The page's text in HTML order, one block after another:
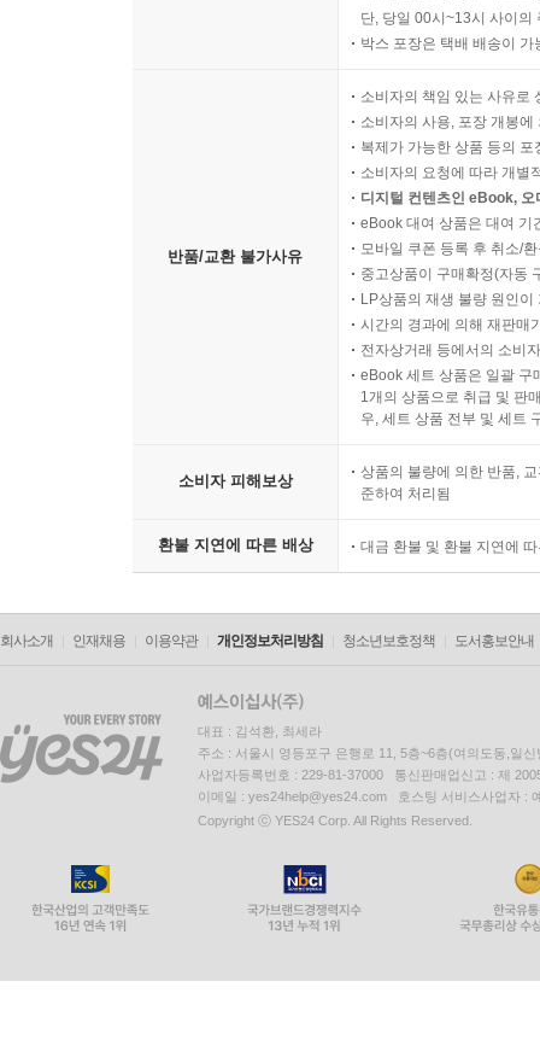
단, 당일 00시~13시 사이의
박스 포장은 택배 배송이
반품/교환 불가사유
소비자의 책임 있는 사유로
소비자의 사용, 포장 개봉
복제가 가능한 상품 등의
소비자의 요청에 따라 개별
디지털 컨텐츠인 eBook,
eBook 대여 상품은 대여 기
모바일 쿠폰 등록 후 취소/
중고상품이 구매확정(자동
LP상품의 재생 불량 원인
시간의 경과에 의해 재판매
전자상거래 등에서의 소비
eBook 세트 상품은 일괄 구
1개의 상품으로 취급 및 판
우, 세트 상품 전부 및 세트
소비자 피해보상
상품의 불량에 의한 반품,
준하여 처리됨
환불 지연에 따른 배상 대금 환불 및 환불 지연에
회사소개 인재채용 이용약관 개인정보처리방침 청소년보호정책 도서홍보안내
대표 : 김석환, 최세라
주소 : 서울시 영등포구 은행로 11, 5층~6층(여의도동,일신
사업자등록번호 : 229-81-37000 통신판매업신고 : 제
이메일 : yes24help@yes24.com 호스팅 서비스사업자 :
Copyright ⓒ YES24 Corp. All Rights Reserved.